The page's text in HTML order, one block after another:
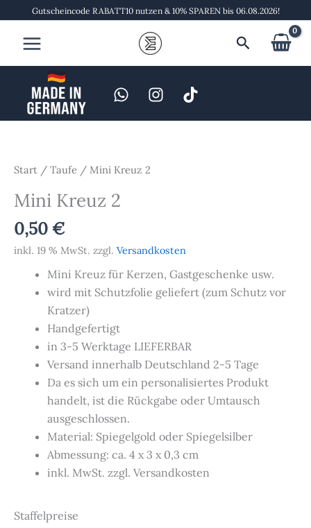
springen
Gutscheincode RABATT10 nutzen & 10% SPAREN bis 06.08.2026!
Suchen
Start / Taufe / Mini Kreuz 2
Mini Kreuz 2
0,50€
inkl. 19 % MwSt. zzgl. Versandkosten
Mini Kreuz für Kerzen, Gastgeschenke usw.
wird mit Schutzfolie geliefert (zum Schutz vor
Kratzer)
Handgefertigt
in 3-5 Werktage LIEFERBAR
Versand innerhalb Deutschland 2-5 Tage
Da es sich um ein personalisiertes Produkt
handelt, ist die Rückgabe oder Umtausch
ausgeschlossen.
Material: Spiegelgold oder Spiegelsilber
Abmessung: ca. 4 x 3 x 0,3 cm
inkl. MwSt. zzgl. Versandkosten
Staffelpreise
2